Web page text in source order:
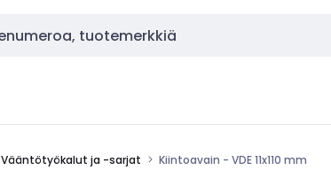
Vääntötyökalut ja -sarjat Kiintoavain - VDE 11x110 mm